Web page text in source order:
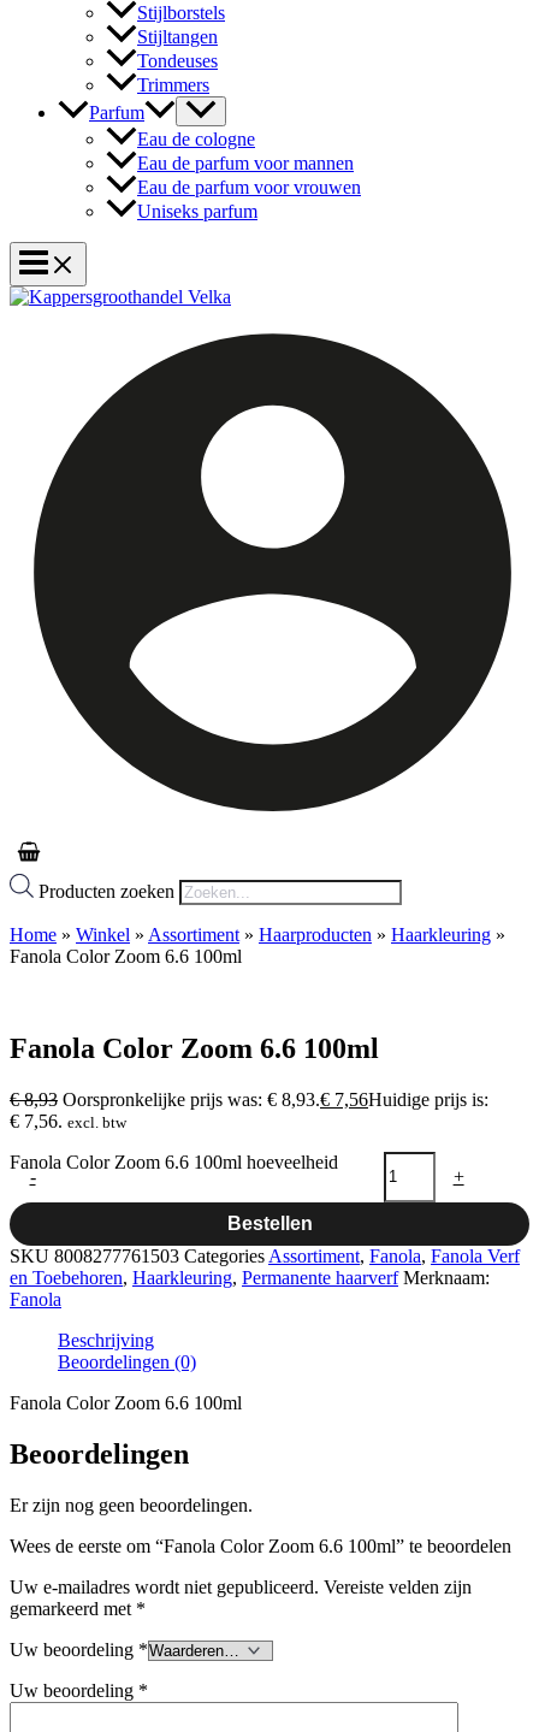
Stijlborstels
Stijltangen
Tondeuses
Trimmers
Parfum
Eau de cologne
Eau de parfum voor mannen
Eau de parfum voor vrouwen
Uniseks parfum
Producten zoeken
Home » Winkel » Assortiment » Haarproducten » Haarkleuring »
Fanola Color Zoom 6.6 100ml
Fanola Color Zoom 6.6 100ml
€8,93 Oorspronkelijke prijs was: € 8,93.€ 7,56Huidige prijs is:
€ 7,56. excl. btw
-
Fanola Color Zoom 6.6 100ml hoeveelheid
+
Bestellen
SKU 8008277761503 Categories Assortiment, Fanola, Fanola Verf
en Toebehoren, Haarkleuring, Permanente haarverf Merknaam:
Fanola
Beschrijving
Beoordelingen (0)
Fanola Color Zoom 6.6 100ml
Beoordelingen
Er zijn nog geen beoordelingen.
Wees de eerste om “Fanola Color Zoom 6.6 100ml” te beoordelen
Uw e-mailadres wordt niet gepubliceerd. Vereiste velden zijn
gemarkeerd met *
Uw beoordeling *
Uw beoordeling *